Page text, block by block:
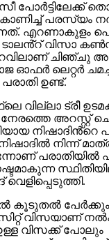
പോർട്ടിലേക്ക്
പരസ്യം
എറണാകുളം
ടാലൻ്റ് വിസാ
ചിഞ്ചു
ഓഫർ ലെറ്റർ
ഉണ്ട്.
വില്ലാ ട്രീ
അറസ്റ്റ്
നിഷാദിൻ്റെ
നിന്ന്
കൂടുതൽ
വിസയാണ്
വിസക്ക് പോലും